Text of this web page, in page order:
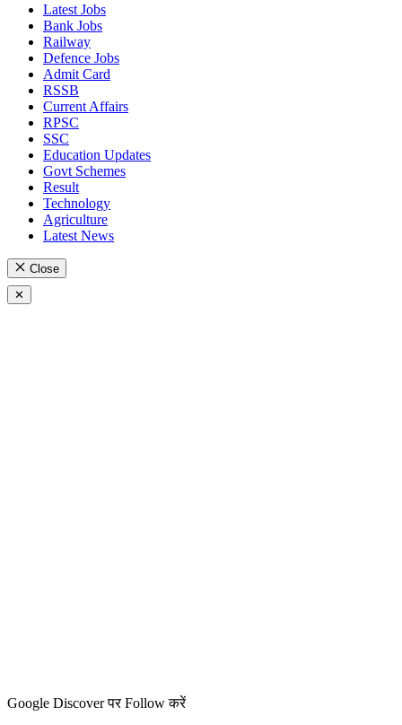
Latest Jobs
Bank Jobs
Railway
Defence Jobs
Admit Card
RSSB
Current Affairs
RPSC
SSC
Education Updates
Govt Schemes
Result
Technology
Agriculture
Latest News
Close
✕
Google Discover पर Follow करें